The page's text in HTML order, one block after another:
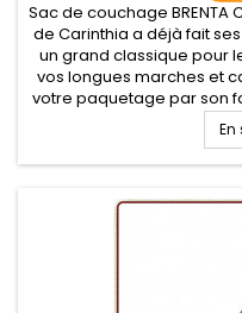
Sac de couchage BRENTA
de Carinthia a déjà fait
un grand classique pour
vos longues marches et
votre paquetage par son
plume.
En